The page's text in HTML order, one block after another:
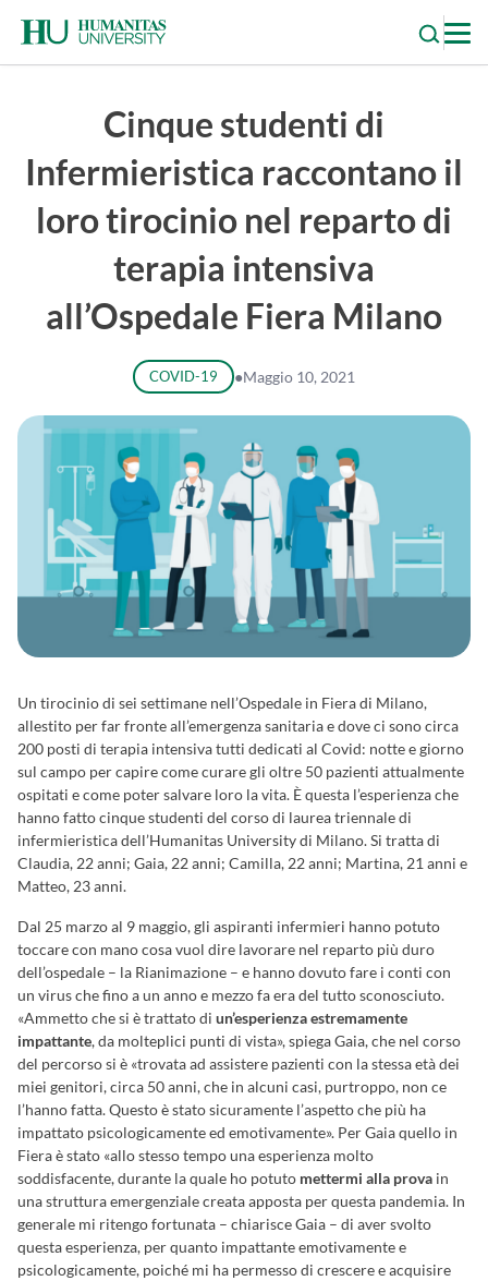
content
Cinque studenti di
Infermieristica raccontano il
loro tirocinio nel reparto di
terapia intensiva
all’Ospedale Fiera Milano
COVID-19 ●Maggio 10, 2021
Un tirocinio di sei settimane nell’Ospedale in Fiera di Milano,
allestito per far fronte all’emergenza sanitaria e dove ci sono circa
200 posti di terapia intensiva tutti dedicati al Covid: notte e giorno
sul campo per capire come curare gli oltre 50 pazienti attualmente
ospitati e come poter salvare loro la vita. È questa l’esperienza che
hanno fatto cinque studenti del corso di laurea triennale di
infermieristica dell’Humanitas University di Milano. Si tratta di
Claudia, 22 anni; Gaia, 22 anni; Camilla, 22 anni; Martina, 21 anni e
Matteo, 23 anni.
Dal 25 marzo al 9 maggio, gli aspiranti infermieri hanno potuto
toccare con mano cosa vuol dire lavorare nel reparto più duro
dell’ospedale – la Rianimazione – e hanno dovuto fare i conti con
un virus che fino a un anno e mezzo fa era del tutto sconosciuto.
«Ammetto che si è trattato di un’esperienza estremamente
impattante, da molteplici punti di vista», spiega Gaia, che nel corso
del percorso si è «trovata ad assistere pazienti con la stessa età dei
miei genitori, circa 50 anni, che in alcuni casi, purtroppo, non ce
l’hanno fatta. Questo è stato sicuramente l’aspetto che più ha
impattato psicologicamente ed emotivamente». Per Gaia quello in
Fiera è stato «allo stesso tempo una esperienza molto
soddisfacente, durante la quale ho potuto mettermi alla prova in
una struttura emergenziale creata apposta per questa pandemia. In
generale mi ritengo fortunata – chiarisce Gaia – di aver svolto
questa esperienza, per quanto impattante emotivamente e
psicologicamente, poiché mi ha permesso di crescere e acquisire